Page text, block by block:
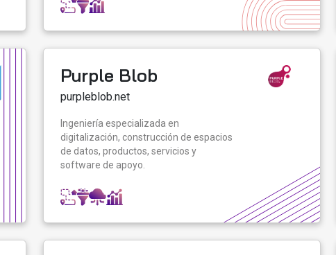
Purple Blob
purpleblob.net
Ingeniería especializada en
digitalización, construcción de espacios
de datos, productos, servicios y
software de apoyo.